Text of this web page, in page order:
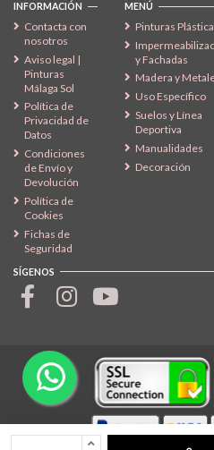
INFORMACIÓN
Contacta con
nosotros
Aviso legal |
Pinturas
Málaga Sol
Política de
Privacidad de
Datos
Condiciones
de Envío y
Devolución
Política de
Cookies
Fichas de
Seguridad
MENÚ
Pinturas
y Fachadas
Madera y
Uso Específico
Suelos y Línea
Deportiva
Manualidades
Decoración
SÍGENOS